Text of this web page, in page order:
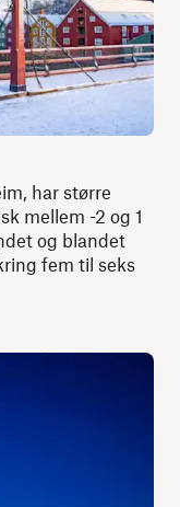
har større
mellem -2 og 1
og blandet
fem til seks